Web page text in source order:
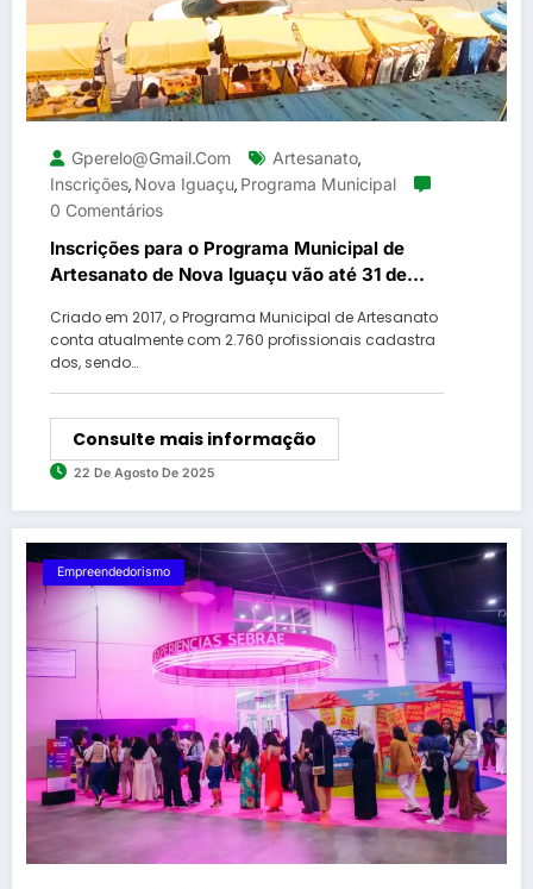
Gperelo@gmail.com Artesanato,
Inscrições, Nova Iguaçu, Programa Municipal
0 Comentários
Inscrições para o Programa Municipal de
Artesanato de Nova Iguaçu vão até 31 de
Criado em 2017, o Programa Municipal de Artesanato
conta atualmente com 2.760 profissionais cadastra
dos, sendo…
Consulte mais informação
22 De Agosto De 2025
Empreendedorismo